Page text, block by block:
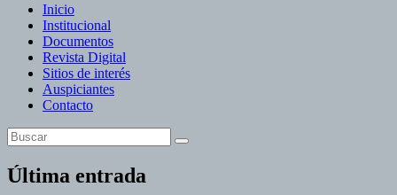
Inicio
Institucional
Documentos
Revista Digital
Sitios de interés
Auspiciantes
Contacto
Última entrada